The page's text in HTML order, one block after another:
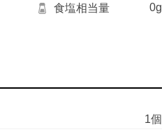
食塩相当量 0g
1個